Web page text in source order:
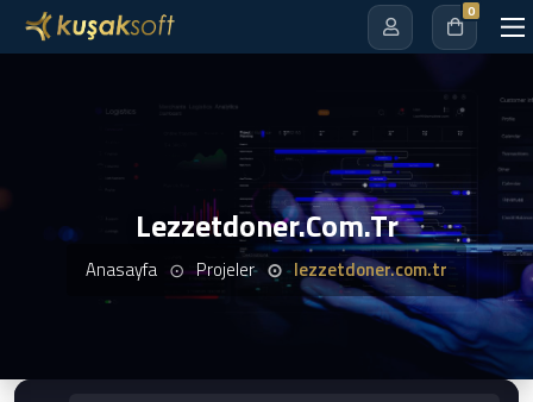
0
Lezzetdoner.com.tr
Anasayfa Projeler lezzetdoner.com.tr